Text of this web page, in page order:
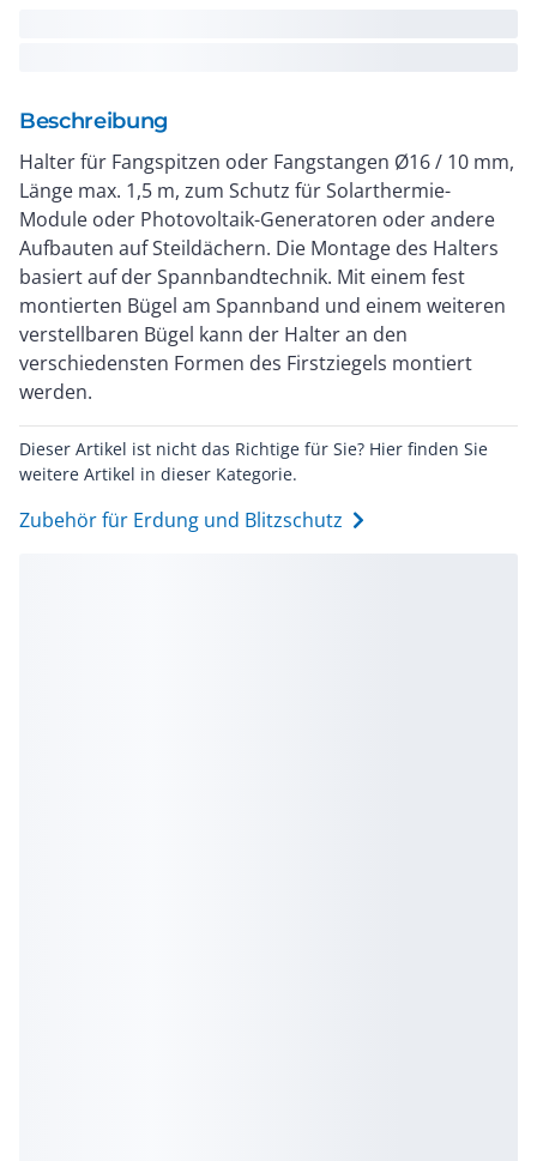
Beschreibung
Halter für Fangspitzen oder Fangstangen Ø16 / 10 mm,
Länge max. 1,5 m, zum Schutz für Solarthermie-
Module oder Photovoltaik-Generatoren oder andere
Aufbauten auf Steildächern. Die Montage des Halters
basiert auf der Spannbandtechnik. Mit einem fest
montierten Bügel am Spannband und einem weiteren
verstellbaren Bügel kann der Halter an den
verschiedensten Formen des Firstziegels montiert
werden.
Dieser Artikel ist nicht das Richtige für Sie? Hier finden Sie
weitere Artikel in dieser Kategorie.
Zubehör für Erdung und Blitzschutz